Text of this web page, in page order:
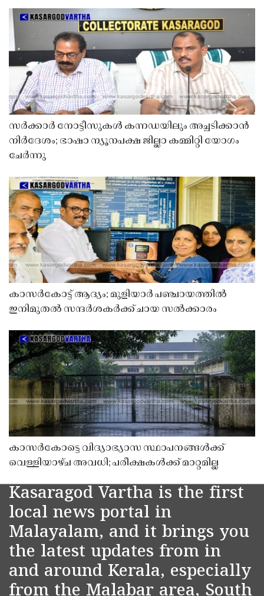
സർക്കാർ നോട്ടീസുകൾ കന്നഡയിലും അച്ചടിക്കാൻ
നിർദേശം; ഭാഷാ ന്യൂനപക്ഷ ജില്ലാ കമ്മിറ്റി യോഗം
ചേർന്നു
കാസർകോട്ട് ആദ്യം; മുളിയാർ പഞ്ചായത്തിൽ
ഇനിമുതൽ സന്ദർശകർക്ക് ചായ സൽക്കാരം
കാസർകോട്ടെ വിദ്യാഭ്യാസ സ്ഥാപനങ്ങൾക്ക്
വെള്ളിയാഴ്ച അവധി; പരീക്ഷകൾക്ക് മാറ്റമില്ല
Kasaragod Vartha is the first
local news portal in
Malayalam, and it brings you
the latest updates from in
and around Kerala, especially
from the Malabar area, South